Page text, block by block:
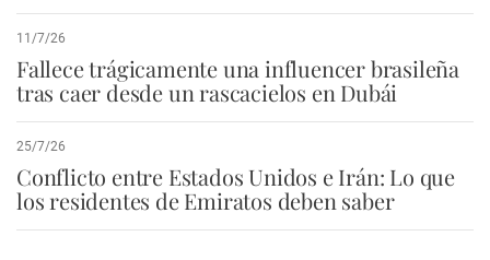
11/7/26
Fallece trágicamente una influencer brasileña
tras caer desde un rascacielos en Dubái
25/7/26
Conflicto entre Estados Unidos e Irán: Lo que
los residentes de Emiratos deben saber